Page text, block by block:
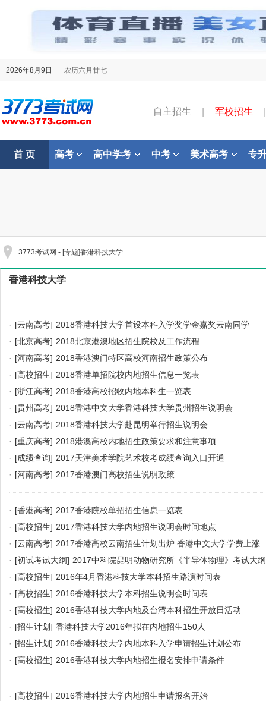
2026年8月9日 农历六月廿七
自主招生 军校招生
首 页 高考 高中学考 中考 美术高考 专
3773考试网 - [专题]香港科技大学
香港科技大学
· [云南高考] 2018香港科技大学首设本科入学奖学金嘉奖云南同学
· [北京高考] 2018北京港澳地区招生院校及工作流程
· [河南高考] 2018香港澳门特区高校河南招生政策公布
· [高校招生] 2018香港单招院校内地招生信息一览表
· [浙江高考] 2018香港高校招收内地本科生一览表
· [贵州高考] 2018香港中文大学香港科技大学贵州招生说明会
· [云南高考] 2018香港科技大学赴昆明举行招生说明会
· [重庆高考] 2018港澳高校内地招生政策要求和注意事项
· [成绩查询] 2017天津美术学院艺术校考成绩查询入口开通
· [河南高考] 2017香港澳门高校招生说明政策
· [香港高考] 2017香港院校单招招生信息一览表
· [高校招生] 2017香港科技大学内地招生说明会时间地点
· [云南高考] 2017香港高校云南招生计划出炉 香港中文大学学费上涨
· [初试考试大纲] 2017中科院昆明动物研究所《半导体物理》考试大纲
· [高校招生] 2016年4月香港科技大学本科招生路演时间表
· [高校招生] 2016香港科技大学本科招生说明会时间表
· [高校招生] 2016香港科技大学内地及台湾本科招生开放日活动
· [招生计划] 香港科技大学2016年拟在内地招生150人
· [招生计划] 2016香港科技大学内地本科入学申请招生计划公布
· [高校招生] 2016香港科技大学内地招生报名安排申请条件
· [高校招生] 2016香港科技大学内地招生申请报名开始